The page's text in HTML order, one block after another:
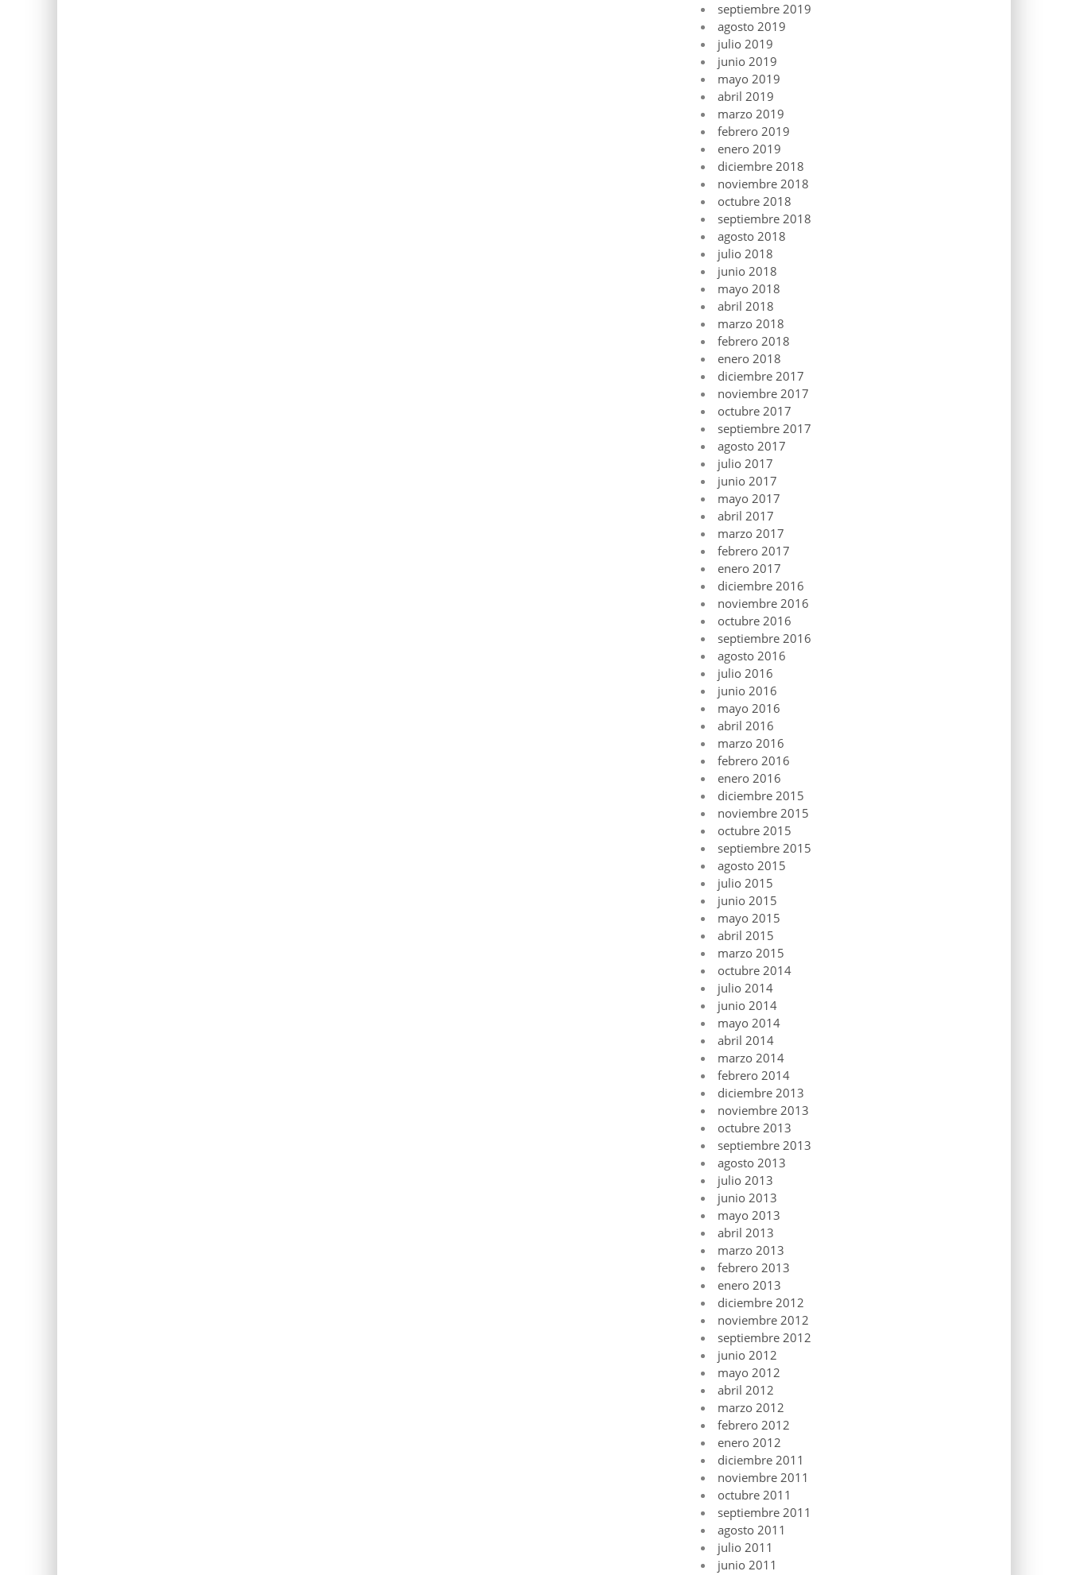
septiembre 2019
agosto 2019
julio 2019
junio 2019
mayo 2019
abril 2019
marzo 2019
febrero 2019
enero 2019
diciembre 2018
noviembre 2018
octubre 2018
septiembre 2018
agosto 2018
julio 2018
junio 2018
mayo 2018
abril 2018
marzo 2018
febrero 2018
enero 2018
diciembre 2017
noviembre 2017
octubre 2017
septiembre 2017
agosto 2017
julio 2017
junio 2017
mayo 2017
abril 2017
marzo 2017
febrero 2017
enero 2017
diciembre 2016
noviembre 2016
octubre 2016
septiembre 2016
agosto 2016
julio 2016
junio 2016
mayo 2016
abril 2016
marzo 2016
febrero 2016
enero 2016
diciembre 2015
noviembre 2015
octubre 2015
septiembre 2015
agosto 2015
julio 2015
junio 2015
mayo 2015
abril 2015
marzo 2015
octubre 2014
julio 2014
junio 2014
mayo 2014
abril 2014
marzo 2014
febrero 2014
diciembre 2013
noviembre 2013
octubre 2013
septiembre 2013
agosto 2013
julio 2013
junio 2013
mayo 2013
abril 2013
marzo 2013
febrero 2013
enero 2013
diciembre 2012
noviembre 2012
septiembre 2012
junio 2012
mayo 2012
abril 2012
marzo 2012
febrero 2012
enero 2012
diciembre 2011
noviembre 2011
octubre 2011
septiembre 2011
agosto 2011
julio 2011
junio 2011